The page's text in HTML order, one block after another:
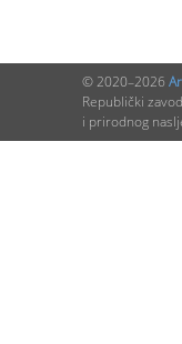
© 2020–2026
Republički
i prirodnog